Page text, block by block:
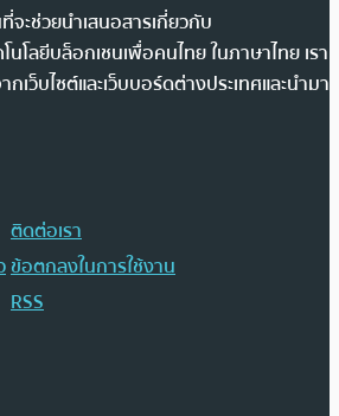
ะช่วยนำเสนอสารเกี่ยวกับ
นโลยีบล็อกเชนเพื่อคนไทย ในภาษาไทย เรา
ว็บไซต์และเว็บบอร์ดต่างประเทศและนำมา
ติดต่อเรา
ข้อตกลงในการใช้งาน
RSS